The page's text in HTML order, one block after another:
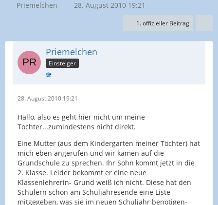
Priemelchen 28. August 2010 19:21
1. offizieller Beitrag
Priemelchen
Einsteiger
28. August 2010 19:21
Hallo, also es geht hier nicht um meine
Tochter...zumindestens nicht direkt.
Eine Mutter (aus dem Kindergarten meiner Töchter) hat
mich eben angerufen und wir kamen auf die
Grundschule zu sprechen. Ihr Sohn kommt jetzt in die
2. Klasse. Leider bekommt er eine neue
Klassenlehrerin- Grund weiß ich nicht. Diese hat den
Schülern schon am Schuljahresende eine Liste
mitgegeben, was sie im neuen Schuljahr benötigen-